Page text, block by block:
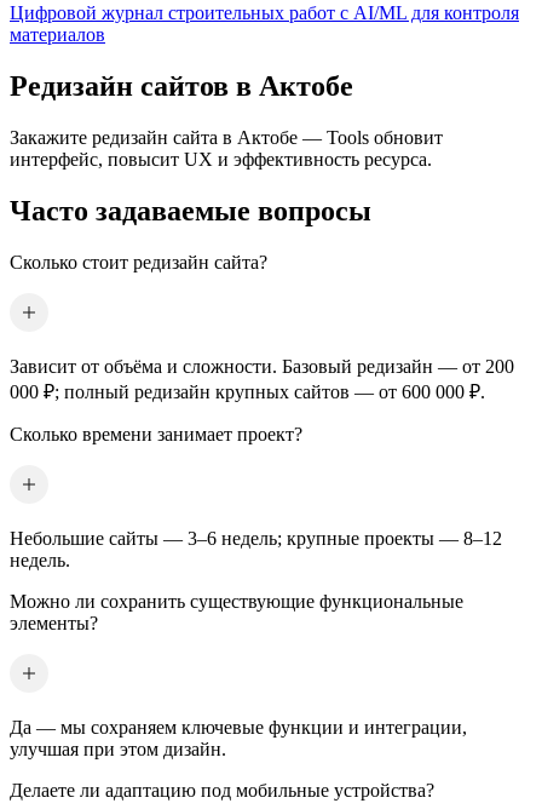
Цифровой журнал строительных работ с AI/ML для контроля
материалов
Редизайн сайтов в Актобе
Закажите редизайн сайта в Актобе — Tools обновит
интерфейс, повысит UX и эффективность ресурса.
Часто задаваемые вопросы
Сколько стоит редизайн сайта?
Зависит от объёма и сложности. Базовый редизайн — от 200
000 ₽; полный редизайн крупных сайтов — от 600 000 ₽.
Сколько времени занимает проект?
Небольшие сайты — 3–6 недель; крупные проекты — 8–12
недель.
Можно ли сохранить существующие функциональные
элементы?
Да — мы сохраняем ключевые функции и интеграции,
улучшая при этом дизайн.
Делаете ли адаптацию под мобильные устройства?